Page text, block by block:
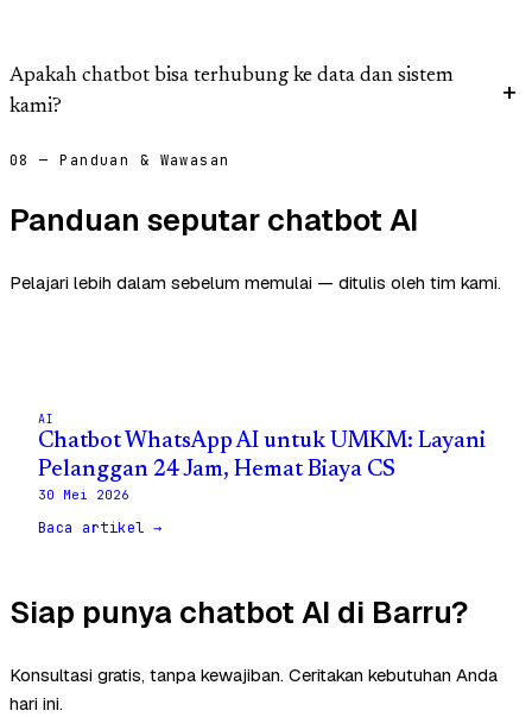
Apakah chatbot bisa terhubung ke data dan sistem
kami?
08 — Panduan & Wawasan
Panduan seputar chatbot AI
Pelajari lebih dalam sebelum memulai — ditulis oleh tim kami.
AI
Chatbot WhatsApp AI untuk UMKM: Layani
Pelanggan 24 Jam, Hemat Biaya CS
30 Mei 2026
Baca artikel →
Siap punya chatbot AI di Barru?
Konsultasi gratis, tanpa kewajiban. Ceritakan kebutuhan Anda
hari ini.